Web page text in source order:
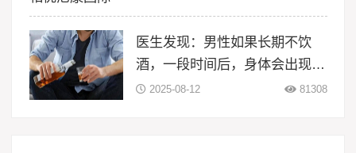
医生发现：男性如果长期不饮
酒，一段时间后，身体会出现5
大变化
2025-08-12 81308